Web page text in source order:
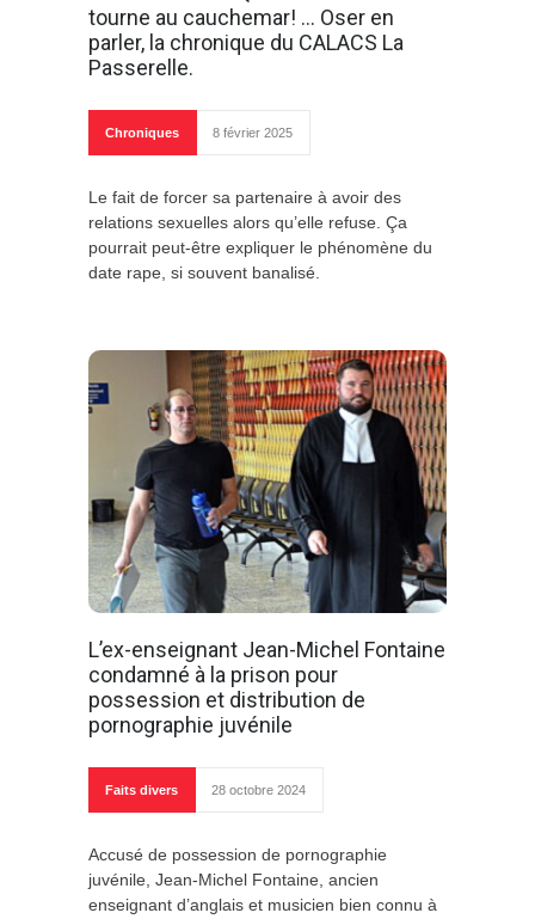
tourne au cauchemar! … Oser en
parler, la chronique du CALACS La
Passerelle.
Chroniques 8 février 2025
Le fait de forcer sa partenaire à avoir des
relations sexuelles alors qu’elle refuse. Ça
pourrait peut-être expliquer le phénomène du
date rape, si souvent banalisé.
L’ex-enseignant Jean-Michel Fontaine
condamné à la prison pour
possession et distribution de
pornographie juvénile
Faits divers 28 octobre 2024
Accusé de possession de pornographie
juvénile, Jean-Michel Fontaine, ancien
enseignant d’anglais et musicien bien connu à